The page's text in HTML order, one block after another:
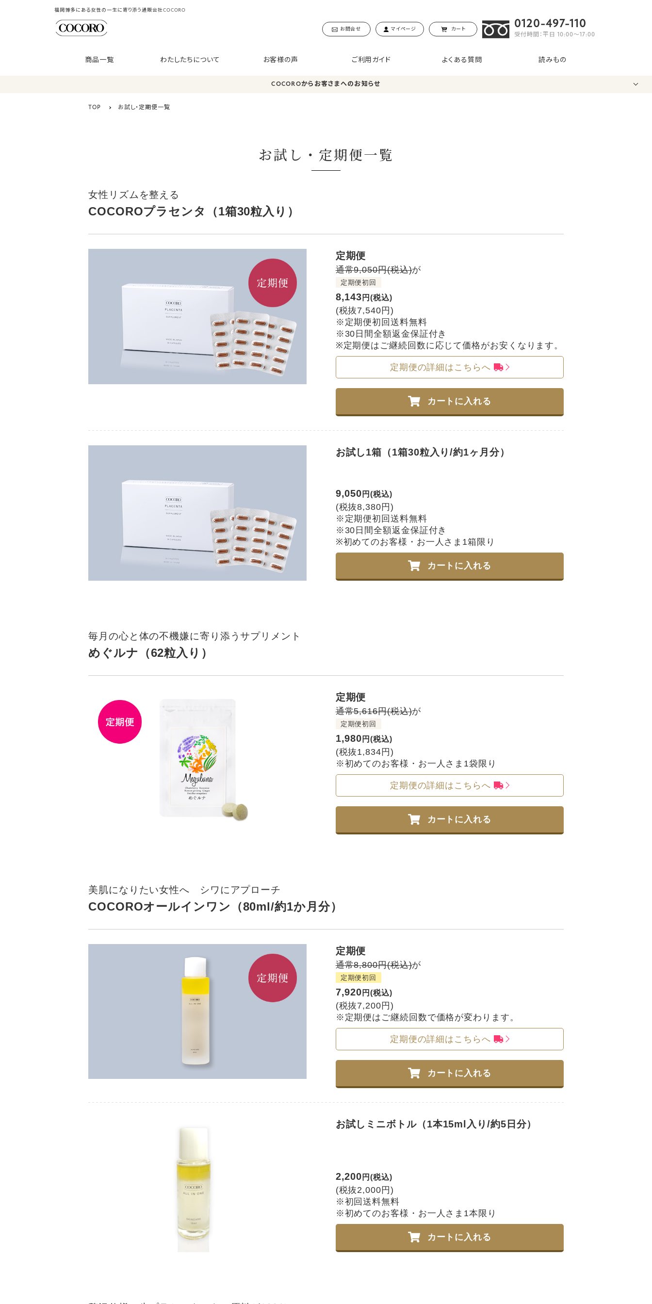
福岡博多にある女性の一生に寄り添う通販会社COCORO
お問合せ マイページ カート 0120-497-110
受付時間：平日 10:00〜17:00
商品一覧 わたしたちについて お客様の声 ご利用ガイド よくある質問 読みもの
COCOROからお客さまへのお知らせ
TOP お試し・定期便一覧
お試し・定期便一覧
女性リズムを整える
COCOROプラセンタ（1箱30粒入り）
定期便
通常9,050円(税込)が
定期便初回
8,143 円(税込)
(税抜7,540円)
※定期便初回送料無料
※30日間全額返金保証付き
※定期便はご継続回数に応じて価格がお安くなります。
定期便の詳細はこちらへ
カートに入れる
お試し1箱（1箱30粒入り/約1ヶ月分）
9,050 円(税込)
(税抜8,380円)
※定期便初回送料無料
※30日間全額返金保証付き
※初めてのお客様・お一人さま1箱限り
カートに入れる
毎月の心と体の不機嫌に寄り添うサプリメント
めぐルナ（62粒入り）
定期便
通常5,616円(税込)が
定期便初回
1,980 円(税込)
(税抜1,834円)
※初めてのお客様・お一人さま1袋限り
定期便の詳細はこちらへ
カートに入れる
美肌になりたい女性へ シワにアプローチ
COCOROオールインワン（80ml/約1か月分）
定期便
通常8,800円(税込)が
定期便初回
7,920 円(税込)
(税抜7,200円)
※定期便はご継続回数で価格が変わります。
定期便の詳細はこちらへ
カートに入れる
お試しミニボトル（1本15ml入り/約5日分）
2,200 円(税込)
(税抜2,000円)
※初回送料無料
※初めてのお客様・お一人さま1本限り
カートに入れる